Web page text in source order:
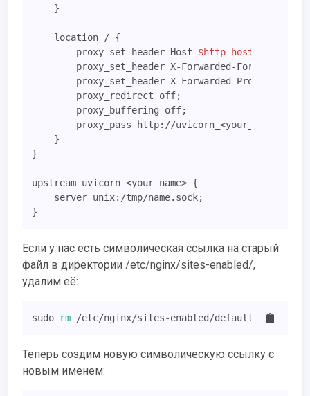
    }
    location / {
        proxy_set_header Host
$http_host
        proxy_set_header X-Forwarded-For
        proxy_set_header X-Forwarded-Proto
        proxy_redirect off;
        proxy_buffering off;
        proxy_pass http://uvicorn_<your_name>;
    }
}
upstream uvicorn_<your_name> {
    server unix:/tmp/name.sock;
}
Если у нас есть символическая ссылка на старый
файл в директории /etc/nginx/sites-enabled/,
удалим её:
sudo rm /etc/nginx/sites-enabled/default
Теперь создим новую символическую ссылку с
новым именем: